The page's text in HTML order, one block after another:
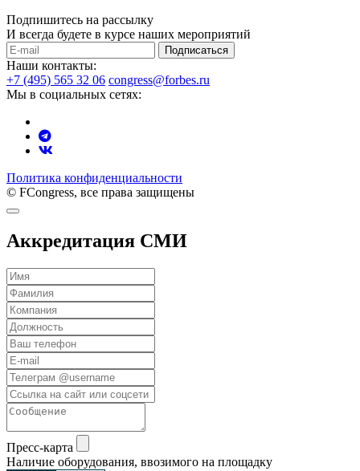
Подпишитесь на рассылку
И всегда будете в курсе наших мероприятий
Подписаться
Наши контакты:
+7 (495) 565 32 06 congress@forbes.ru
Мы в социальных сетях:
Политика конфиденциальности
© FCongress, все права защищены
Аккредитация СМИ
Пресс-карта
Наличие оборудования, ввозимого на площадку